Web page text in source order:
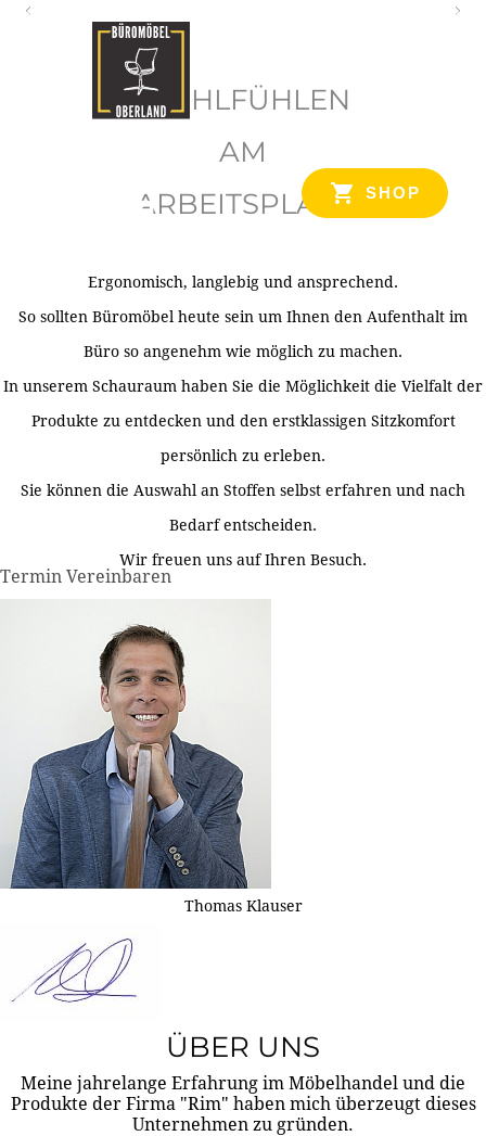
SHOP
WOHLFÜHLEN
AM
ARBEITSPLATZ
Ergonomisch, langlebig und ansprechend.
So sollten Büromöbel heute sein um Ihnen den Aufenthalt im
Büro so angenehm wie möglich zu machen.
In unserem Schauraum haben Sie die Möglichkeit die Vielfalt der
Produkte zu entdecken und den erstklassigen Sitzkomfort
persönlich zu erleben.
Sie können die Auswahl an Stoffen selbst erfahren und nach
Bedarf entscheiden.
Wir freuen uns auf Ihren Besuch.
Termin Vereinbaren
Thomas Klauser
ÜBER UNS
Meine jahrelange Erfahrung im Möbelhandel und die
Produkte der Firma "Rim" haben mich überzeugt dieses
Unternehmen zu gründen.